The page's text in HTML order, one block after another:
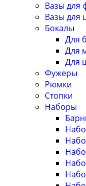
Вазы для
Вазы для
Бокалы
Для
Для
Для
Фужеры
Рюмки
Стопки
Наборы